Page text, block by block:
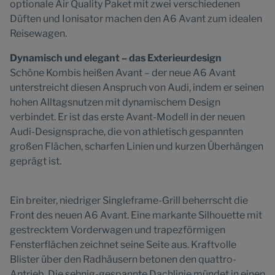
optionale Air Quality Paket mit zwei verschiedenen
Düften und Ionisator machen den A6 Avant zum idealen
Reisewagen.
Dynamisch und elegant – das Exterieurdesign
Schöne Kombis heißen Avant – der neue A6 Avant
unterstreicht diesen Anspruch von Audi, indem er seinen
hohen Alltagsnutzen mit dynamischem Design
verbindet. Er ist das erste Avant-Modell in der neuen
Audi-Designsprache, die von athletisch gespannten
großen Flächen, scharfen Linien und kurzen Überhängen
geprägt ist.
Ein breiter, niedriger Singleframe-Grill beherrscht die
Front des neuen A6 Avant. Eine markante Silhouette mit
gestrecktem Vorderwagen und trapezförmigen
Fensterflächen zeichnet seine Seite aus. Kraftvolle
Blister über den Radhäusern betonen den quattro-